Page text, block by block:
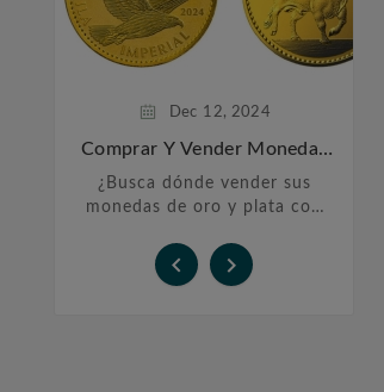
Dec 12, 2024
Comprar Y Vender Monedas
¿Busca dónde vender sus
monedas de oro y plata con
López, le ofrecemos un
servicio personalizado y
 